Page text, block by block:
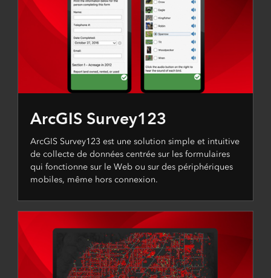
ArcGIS Survey123
ArcGIS Survey123 est une solution simple et intuitive
de collecte de données centrée sur les formulaires
qui fonctionne sur le Web ou sur des périphériques
mobiles, même hors connexion.